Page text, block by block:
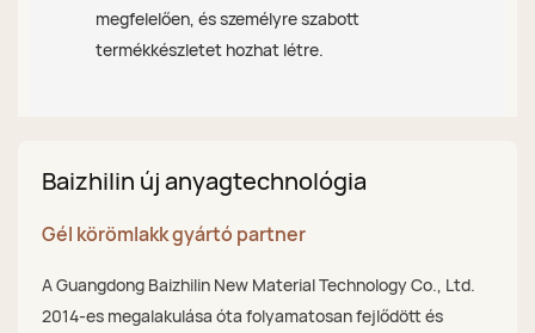
megfelelően, és személyre szabott
termékkészletet hozhat létre.
Baizhilin új anyagtechnológia
Gél körömlakk gyártó partner
A Guangdong Baizhilin New Material Technology Co., Ltd.
2014-es megalakulása óta folyamatosan fejlődött és